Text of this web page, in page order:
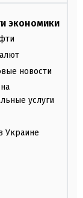
экономики
новости
услуги
Украине